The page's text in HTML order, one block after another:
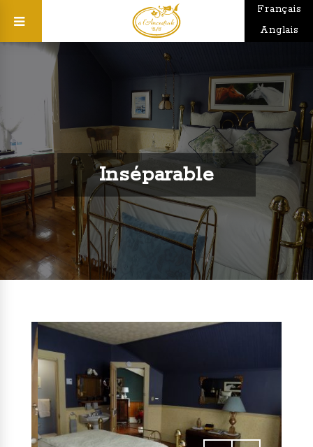
Français
Anglais
Inséparable